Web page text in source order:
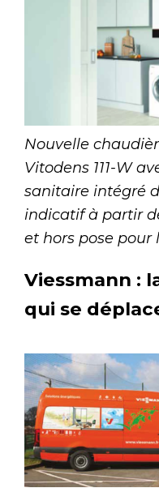
Nouvelle
Vitodens 111-W
sanitaire intégré
indicatif à partir
et hors pose pour
Viessmann :
qui se